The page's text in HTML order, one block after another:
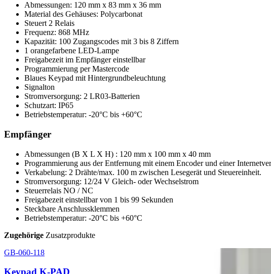
Abmessungen: 120 mm x 83 mm x 36 mm
Material des Gehäuses: Polycarbonat
Steuert 2 Relais
Frequenz: 868 MHz
Kapazität: 100 Zugangscodes mit 3 bis 8 Ziffern
1 orangefarbene LED-Lampe
Freigabezeit im Empfänger einstellbar
Programmierung per Mastercode
Blaues Keypad mit Hintergrundbeleuchtung
Signalton
Stromversorgung: 2 LR03-Batterien
Schutzart: IP65
Betriebstemperatur: -20°C bis +60°C
Empfänger
Abmessungen (B X L X H) : 120 mm x 100 mm x 40 mm
Programmierung aus der Entfernung mit einem Encoder und einer
Verkabelung: 2 Drähte/max. 100 m zwischen Lesegerät und Steuereinheit.
Stromversorgung: 12/24 V Gleich- oder Wechselstrom
Steuerrelais NO / NC
Freigabezeit einstellbar von 1 bis 99 Sekunden
Steckbare Anschlussklemmen
Betriebstemperatur: -20°C bis +60°C
Zugehörige Zusatzprodukte
GB-060-118